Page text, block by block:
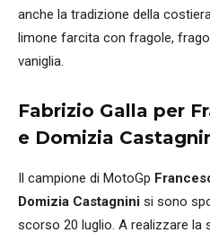
anche la tradizione della
limone farcita con fragole,
vaniglia.
Fabrizio Galla per
e Domizia
Il campione di MotoGp
Domizia Castagnini si sono
scorso 20 luglio. A realizzare la